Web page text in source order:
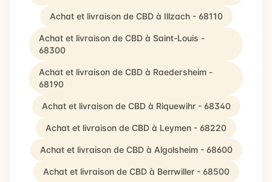
Achat et livraison de CBD à Illzach - 68110
Achat et livraison de CBD à Saint-Louis -
68300
Achat et livraison de CBD à Raedersheim -
68190
Achat et livraison de CBD à Riquewihr - 68340
Achat et livraison de CBD à Leymen - 68220
Achat et livraison de CBD à Algolsheim - 68600
Achat et livraison de CBD à Berrwiller - 68500